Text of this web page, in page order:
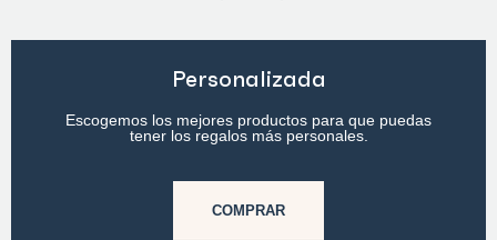
Personalizada
Escogemos los mejores productos para que puedas
tener los regalos más personales.
COMPRAR